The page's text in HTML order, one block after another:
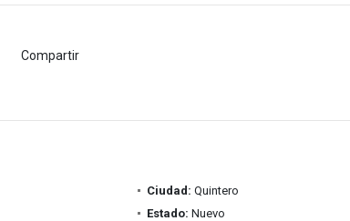
Compartir
Ciudad: Quintero
Estado: Nuevo